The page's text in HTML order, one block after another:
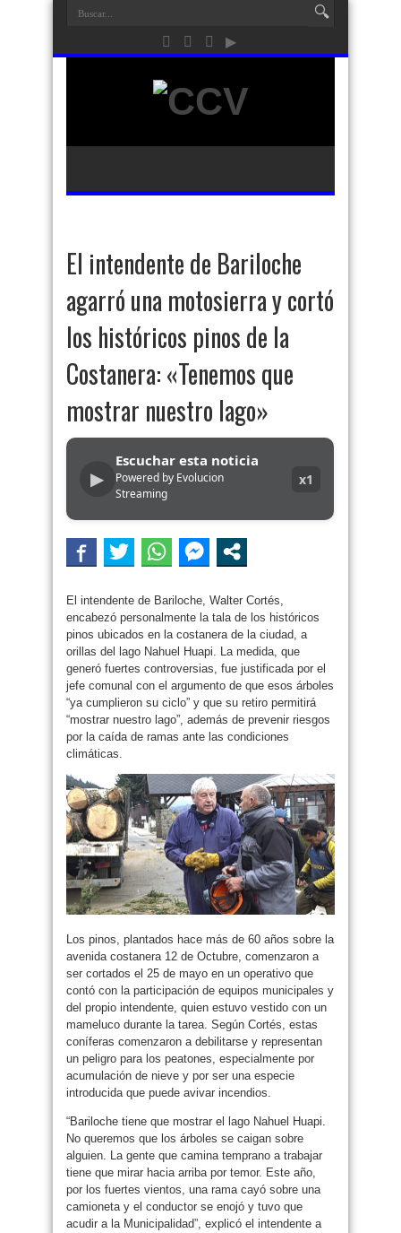
El intendente de Bariloche
agarró una motosierra y cortó
los históricos pinos de la
Costanera: «Tenemos que
mostrar nuestro lago»
▶
Escuchar esta noticia
Powered by Evolucion
Streaming
x1
El intendente de Bariloche, Walter Cortés,
encabezó personalmente la tala de los históricos
pinos ubicados en la costanera de la ciudad, a
orillas del lago Nahuel Huapi. La medida, que
generó fuertes controversias, fue justificada por el
jefe comunal con el argumento de que esos árboles
“ya cumplieron su ciclo” y que su retiro permitirá
“mostrar nuestro lago”, además de prevenir riesgos
por la caída de ramas ante las condiciones
climáticas.
Los pinos, plantados hace más de 60 años sobre la
avenida costanera 12 de Octubre, comenzaron a
ser cortados el 25 de mayo en un operativo que
contó con la participación de equipos municipales y
del propio intendente, quien estuvo vestido con un
mameluco durante la tarea. Según Cortés, estas
coníferas comenzaron a debilitarse y representan
un peligro para los peatones, especialmente por
acumulación de nieve y por ser una especie
introducida que puede avivar incendios.
“Bariloche tiene que mostrar el lago Nahuel Huapi.
No queremos que los árboles se caigan sobre
alguien. La gente que camina temprano a trabajar
tiene que mirar hacia arriba por temor. Este año,
por los fuertes vientos, una rama cayó sobre una
camioneta y el conductor se enojó y tuvo que
acudir a la Municipalidad”, explicó el intendente a